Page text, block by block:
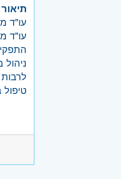
שרון-
צפון -
דרום-
השפלה
חו"ל-
עו"ד
עו"ד
בעל/ת